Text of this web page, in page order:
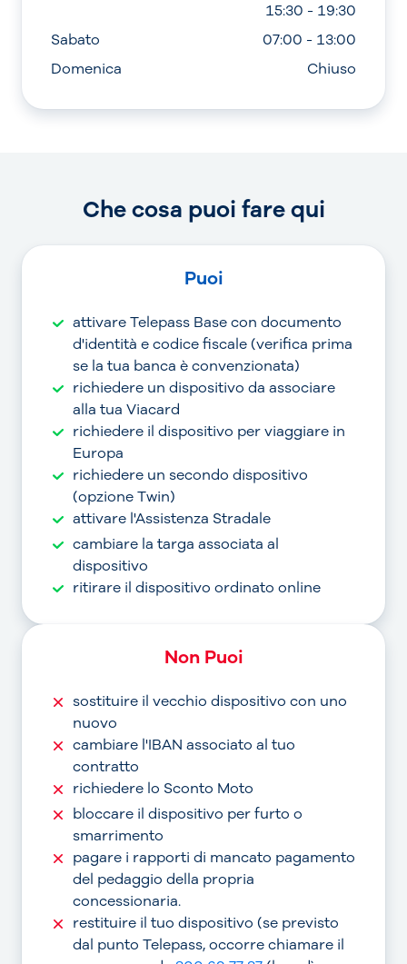
15:30 - 19:30
Sabato
07:00 - 13:00
Domenica
Chiuso
Che cosa puoi fare qui
Puoi
attivare Telepass Base con documento
d'identità e codice fiscale (verifica prima
se la tua banca è convenzionata)
richiedere un dispositivo da associare
alla tua Viacard
richiedere il dispositivo per viaggiare in
Europa
richiedere un secondo dispositivo
(opzione Twin)
attivare l'Assistenza Stradale
cambiare la targa associata al
dispositivo
ritirare il dispositivo ordinato online
Non Puoi
sostituire il vecchio dispositivo con uno
nuovo
cambiare l'IBAN associato al tuo
contratto
richiedere lo Sconto Moto
bloccare il dispositivo per furto o
smarrimento
pagare i rapporti di mancato pagamento
del pedaggio della propria
concessionaria.
restituire il tuo dispositivo (se previsto
dal punto Telepass, occorre chiamare il